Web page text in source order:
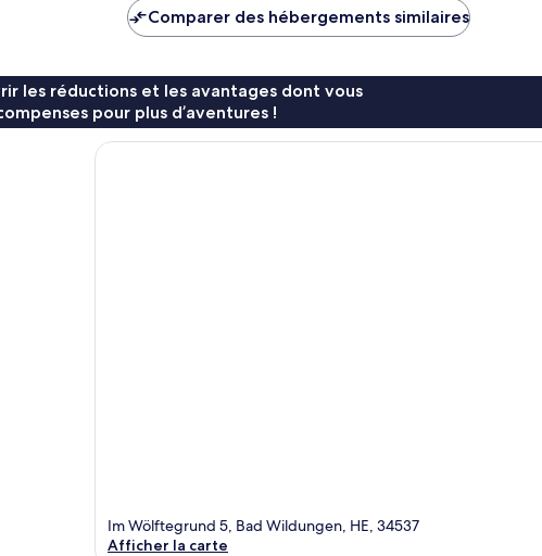
de
89 €
Comparer des hébergements similaires
les réductions et les avantages dont vous
pour plus d’aventures !
Im Wölftegrund 5, Bad Wildungen, HE, 34537
Afficher la carte